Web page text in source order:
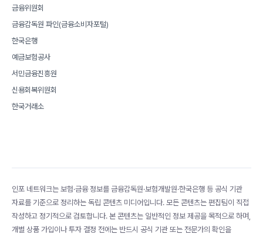
금융위원회
금융감독원 파인(금융소비자포털)
한국은행
예금보험공사
서민금융진흥원
신용회복위원회
한국거래소
인포 네트워크는 보험·금융 정보를 금융감독원·보험개발원·한국은행 등 공식 기관
자료를 기준으로 정리하는 독립 콘텐츠 미디어입니다. 모든 콘텐츠는 편집팀이 직접
작성하고 정기적으로 검토합니다. 본 콘텐츠는 일반적인 정보 제공을 목적으로 하며,
개별 상품 가입이나 투자 결정 전에는 반드시 공식 기관 또는 전문가의 확인을